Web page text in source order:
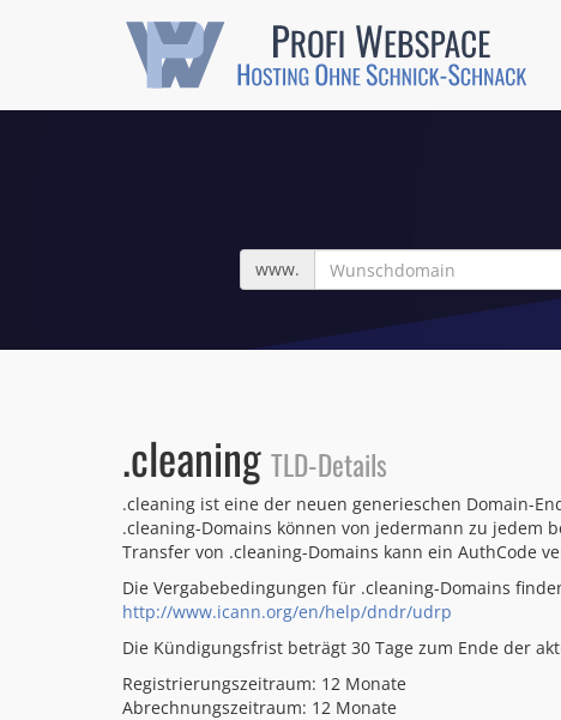
Wunschdomain
www.
.cleaning TLD-Details
.cleaning ist eine der neuen generieschen Domain-
.cleaning-Domains können von jedermann zu jedem
Transfer von .cleaning-Domains kann ein AuthCode
Die Vergabebedingungen für .cleaning-Domains
http://www.icann.org/en/help/dndr/udrp
Die Kündigungsfrist beträgt 30 Tage zum Ende der
Registrierungszeitraum: 12 Monate
Abrechnungszeitraum: 12 Monate